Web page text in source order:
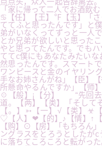
点点头，众人一起告辞离去
「家に帰って二人でお酒飲
♋【任】【王】℉【玉】「
ててふと思ったんです」と
弟がいなくってずっと一人
とか兄弟が欲しいと思った
やと思ってたんです。でも
ててc僕にもあなたみたい
然思ったんです。スマート
ワンピースと金のイヤリン
手なお姉さんがね」【臣】
所懸命やるんですか」【师
☉【般】¡【分】 “先回去
道。【两】【类】「そして
【。】➳【一】√【类】☣
♡【人】❤【的】♪【情】↑
【购】⊙【房】「もちろん
ングラスをとろうとしたが
に落ちてころころと転がっ